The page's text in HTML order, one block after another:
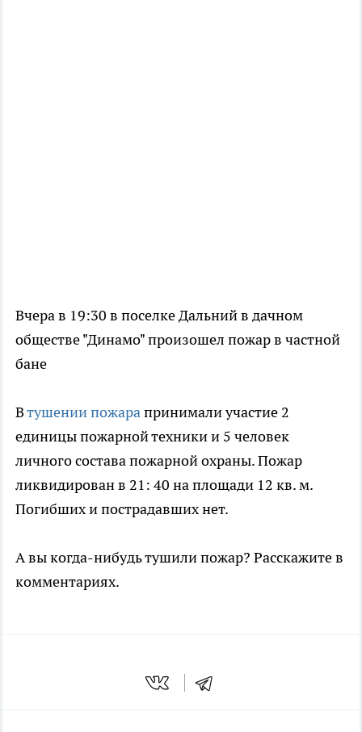
Вчера в 19:30 в поселке Дальний в дачном
обществе "Динамо" произошел пожар в частной
бане
Втушении пожарапринимали участие 2
единицы пожарной техники и 5 человек
личного состава пожарной охраны. Пожар
ликвидирован в 21: 40 на площади 12 кв. м.
Погибших и пострадавших нет.
А вы когда-нибудь тушили пожар? Расскажите в
комментариях.